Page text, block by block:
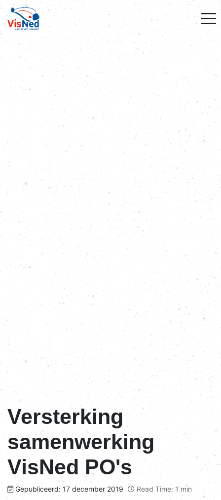
Versterking
samenwerking
VisNed PO's
Gepubliceerd: 17 december 2019 Read Time: 1 min